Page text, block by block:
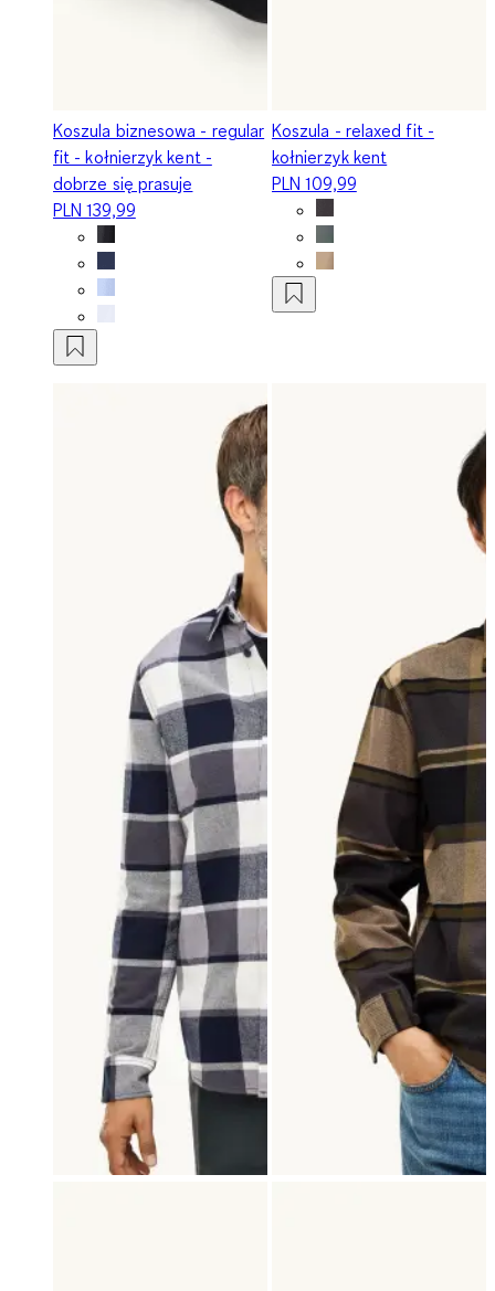
Koszula biznesowa - regular
fit - kołnierzyk kent -
dobrze się prasuje
PLN 139,99
Koszula - relaxed fit -
kołnierzyk kent
PLN 109,99